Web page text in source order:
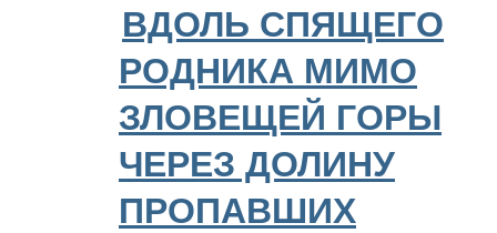
ВДОЛЬ СПЯЩЕГО
РОДНИКА МИМО
ЗЛОВЕЩЕЙ ГОРЫ
ЧЕРЕЗ ДОЛИНУ
ПРОПАВШИХ